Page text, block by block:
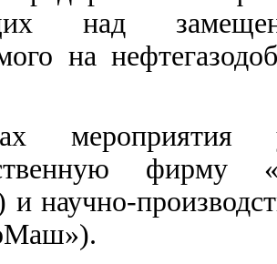
над
на
мероприятия
фирму
научно-